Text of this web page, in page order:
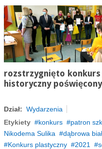
rozstrzygnięto
historyczny
Dział: Wydarzenia
Etykiety
konkurs patron
Nikodema Sulika
dąbrowa
Konkurs plastyczny
2021